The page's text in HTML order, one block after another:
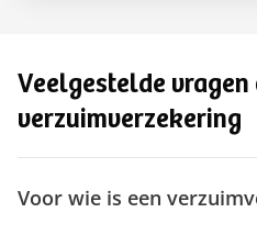
Veelgestelde vragen
verzuimverzekering
Voor wie is een